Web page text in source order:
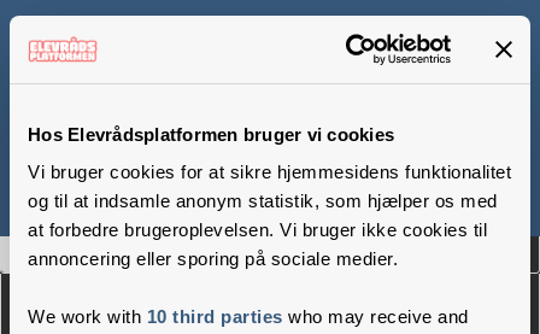
Hos Elevrådsplatformen bruger vi cookies
Vi bruger cookies for at sikre hjemmesidens funktionalitet
og til at indsamle anonym statistik, som hjælper os med
at forbedre brugeroplevelsen. Vi bruger ikke cookies til
annoncering eller sporing på sociale medier.
We work with 10 third parties who may receive and
Gymnasieforberedende
Efterskole
Om Medlemmer